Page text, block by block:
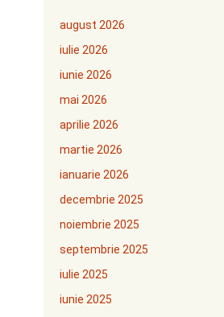
august 2026
iulie 2026
iunie 2026
mai 2026
aprilie 2026
martie 2026
ianuarie 2026
decembrie 2025
noiembrie 2025
septembrie 2025
iulie 2025
iunie 2025